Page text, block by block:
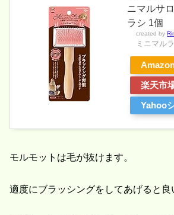
ニマルサ
ラシ 1個
created by
ミニマル
楽天市
Yahoo
モルモットは毛が抜けます。
適度にブラッシングをしてあげると良